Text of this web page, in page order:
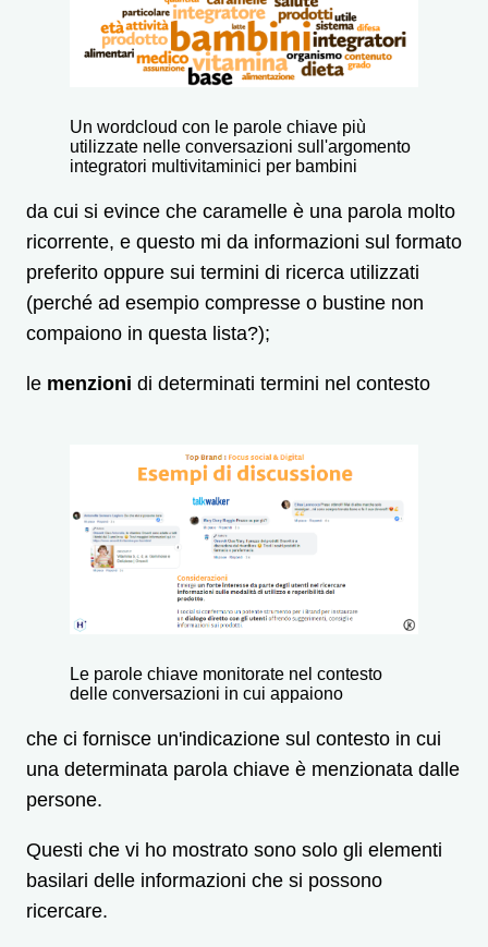
Un wordcloud con le parole chiave più
utilizzate nelle conversazioni sull'argomento
integratori multivitaminici per bambini
da cui si evince che caramelle è una parola molto
ricorrente, e questo mi da informazioni sul formato
preferito oppure sui termini di ricerca utilizzati
(perché ad esempio compresse o bustine non
compaiono in questa lista?);
le menzioni di determinati termini nel contesto
Le parole chiave monitorate nel contesto
delle conversazioni in cui appaiono
che ci fornisce un'indicazione sul contesto in cui
una determinata parola chiave è menzionata dalle
persone.
Questi che vi ho mostrato sono solo gli elementi
basilari delle informazioni che si possono
ricercare.